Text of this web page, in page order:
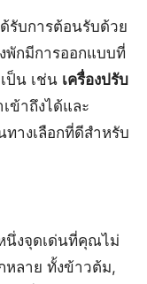
รับการต้อนรับด้วย
พักมีการออกแบบที่
ป็น เช่น เครื่องปรับ
ข้าถึงได้และ
างเลือกที่ดีสำหรับ
นึ่งจุดเด่นที่คุณไม่
หลาย ทั้งข้าวต้ม,